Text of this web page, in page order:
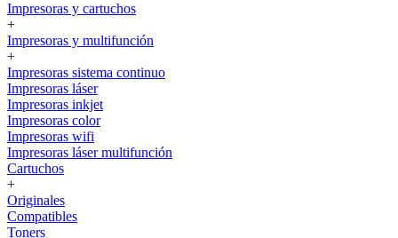
Impresoras y cartuchos
+
Impresoras y multifunción
+
Impresoras sistema continuo
Impresoras láser
Impresoras inkjet
Impresoras color
Impresoras wifi
Impresoras láser multifunción
Cartuchos
+
Originales
Compatibles
Toners